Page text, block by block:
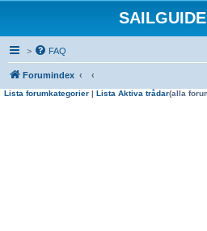
> FAQ
Forumindex
Lista forumkategorier | Lista Aktiva trådar(alla